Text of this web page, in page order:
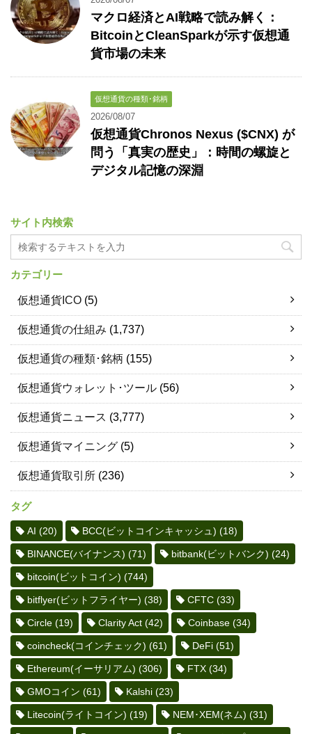
マクロ経済とAI戦略で読み解く：
BitcoinとCleanSparkが示す仮想通
貨市場の未来
仮想通貨の種類･銘柄
2026/08/07
仮想通貨Chronos Nexus ($CNX) が
問う「真実の歴史」：時間の螺旋と
デジタル記憶の深淵
サイト内検索
カテゴリー
仮想通貨ICO (5)
仮想通貨の仕組み (1,737)
仮想通貨の種類･銘柄 (155)
仮想通貨ウォレット･ツール (56)
仮想通貨ニュース (3,777)
仮想通貨マイニング (5)
仮想通貨取引所 (236)
タグ
AI (20) BCC(ビットコインキャッシュ) (18)
BINANCE(バイナンス) (71) bitbank(ビットバンク) (24)
bitcoin(ビットコイン) (744)
bitflyer(ビットフライヤー) (38) CFTC (33)
Circle (19) Clarity Act (42) Coinbase (34)
coincheck(コインチェック) (61) DeFi (51)
Ethereum(イーサリアム) (306) FTX (34)
GMOコイン (61) Kalshi (23)
Litecoin(ライトコイン) (19) NEM･XEM(ネム) (31)